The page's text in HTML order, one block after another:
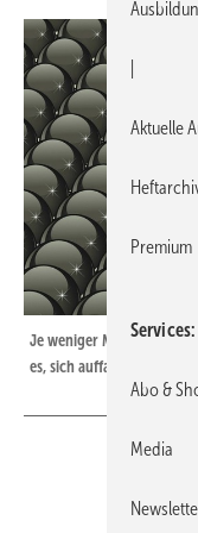
Je weniger Mittel für
es, sich auffallend zu
Aktuelle
Premium
Services
Abo &
Media